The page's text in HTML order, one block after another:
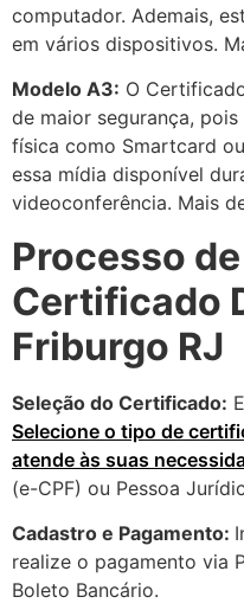
computador. Ademais,
em vários dispositivos.
Modelo A3: O
de maior segurança,
física como Smartcard
essa mídia disponível
videoconferência. Mais
Processo
Certificado
Friburgo RJ
Seleção do Certificado:
Selecione o tipo de
atende às suas
(e-CPF) ou Pessoa
Cadastro e Pagamento:
realize o pagamento via
Boleto Bancário.